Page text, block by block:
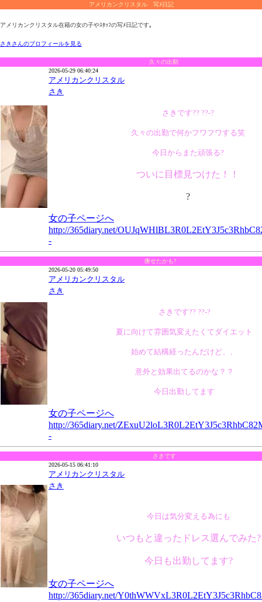
アメリカンクリスタル 写ﾒ日記
アメリカンクリスタル在籍の女の子やｽﾀｯﾌの写ﾒ日記です｡
さきさんのプロフィールを見る
久々の出勤
2026-05-29 06:40:24
アメリカンクリスタル
さき
さきです?? ??-?
久々の出勤で何かフワフワする笑
今日からまた頑張る?
ついに目標見つけた！！
?
女の子ページへ
http://365diary.net/
-
痩せたかも?
2026-05-20 05:49:50
アメリカンクリスタル
さき
さきです?? ??-?
夏に向けて雰囲気変えたくてダイエット
始めて結構経ったんだけど、、
意外と効果出てるのかな？？
今日出勤してます
女の子ページへ
http://365diary.net/
-
さきです
2026-05-15 06:41:10
アメリカンクリスタル
さき
今日は気分変える為にも
いつもと違ったドレス選んでみた?
今日も出勤してます?
女の子ページへ
http://365diary.net/